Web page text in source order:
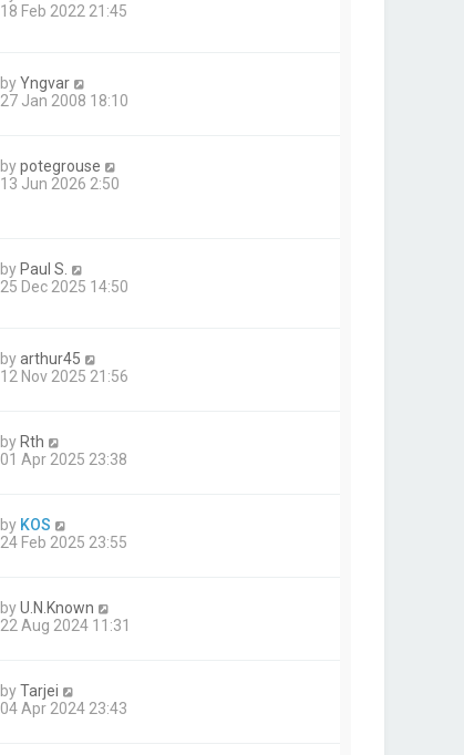
18 Feb 2022 21:45
byYngvar
27 Jan 2008 18:10
bypotegrouse
13 Jun 2026 2:50
by Paul S.
25 Dec 2025 14:50
byarthur45
12 Nov 2025 21:56
by Rth
01 Apr 2025 23:38
by KOS
24 Feb 2025 23:55
byU.N.Known
22 Aug 2024 11:31
byTarjei
04 Apr 2024 23:43